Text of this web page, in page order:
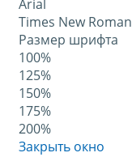
Arial
Times New Roman
Размер шрифта
100%
125%
150%
175%
200%
Закрыть окно